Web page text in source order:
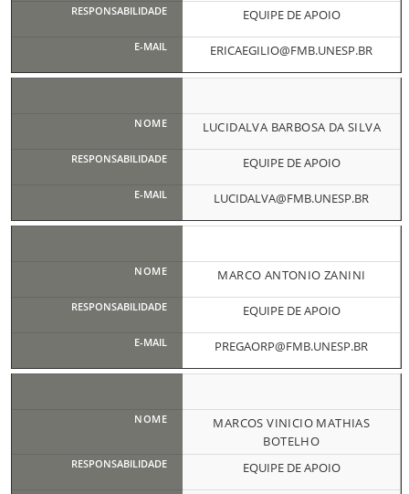
EQUIPE DE APOIO
ERICAEGILIO@FMB.UNESP.BR
LUCIDALVA BARBOSA DA SILVA
EQUIPE DE APOIO
LUCIDALVA@FMB.UNESP.BR
MARCO ANTONIO ZANINI
EQUIPE DE APOIO
PREGAORP@FMB.UNESP.BR
MARCOS VINICIO MATHIAS
BOTELHO
EQUIPE DE APOIO